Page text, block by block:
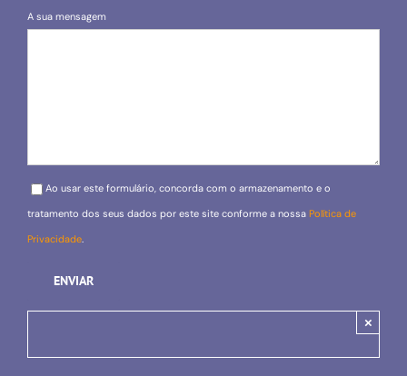
A sua mensagem
Please leave this field empty.
Ao usar este formulário, concorda com o armazenamento e o
tratamento dos seus dados por este site conforme a nossa Política de
Privacidade.
×